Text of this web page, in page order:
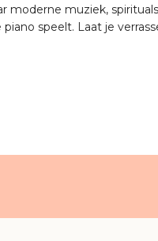
moderne muziek,
speelt. Laat je